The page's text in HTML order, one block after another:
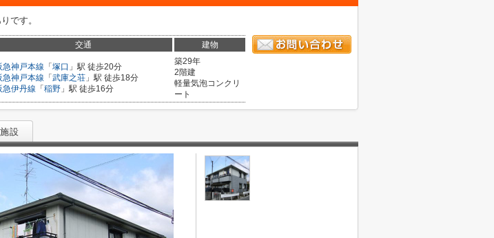
です。
交通 建物
急神戸本線 「 塚口 」駅 徒歩20分
急神戸本線 「 武庫之荘 」駅 徒歩18分
急伊丹線 「 稲野 」駅 徒歩16分
築29年
2階建
軽量気泡コンクリ
ート
設